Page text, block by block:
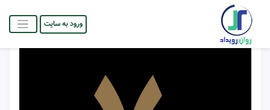
ورود به سایت